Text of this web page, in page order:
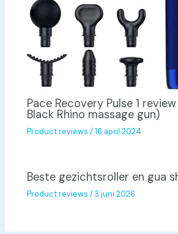
Pace Recovery Pulse 1
Black Rhino massage gun)
Product reviews /16 april 2024
Beste gezichtsroller en gua
Product reviews /3 juni 2026